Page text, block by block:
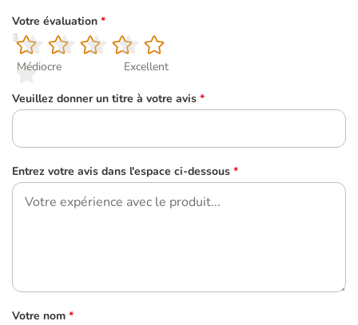
Votre évaluation *
1
Médiocre
2
3
4
5
Excellent
Veuillez donner un titre à votre avis *
Entrez votre avis dans l'espace ci-dessous *
Votre nom *